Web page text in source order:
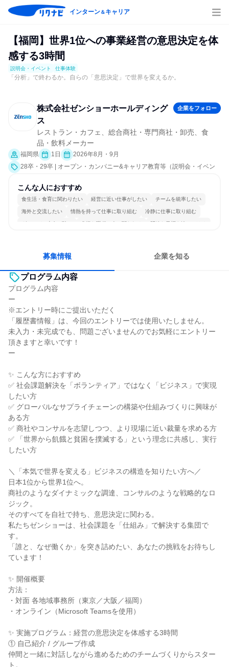
インターン＆キャリア
【福岡】世界1位への事業経営の意思決定を体
感する3時間
説明会・イベント 仕事体験
「分析」で終わるか。自らの「意思決定」で世界を変えるか。
株式会社ゼンショーホールディング
ス
企業をフォロー
レストラン・カフェ、総合商社・専門商社・卸売、食
品・飲料メーカー
福岡県 1日
2026年8月・9月
28卒・29卒 | オープン・カンパニー&キャリア教育等（説明会・イベン
研究]、仕事体験）
こんな人におすすめ
食生活・食育に関わりたい 経営に近い仕事がしたい チームを統率したい
海外と交流したい 情熱を持って仕事に取り組む 冷静に仕事に取り組む
グローバル志向が強い 多様な職種の人と関われる 明確な目標を追いかける
募集情報 企業を知る
プログラム内容
プログラム内容
ー
※エントリー時にご提出いただく
「履歴書情報」は、今回のエントリーでは使用いたしません。
未入力・未完成でも、問題ございませんのでお気軽にエントリー
頂きますと幸いです！
ー
✨ こんな方におすすめ
✅ 社会課題解決を「ボランティア」ではなく「ビジネス」で実現
したい方
✅ グローバルなサプライチェーンの構築や仕組みづくりに興味が
ある方
✅ 商社やコンサルを志望しつつ、より現場に近い裁量を求める方
✅ 「世界から飢餓と貧困を撲滅する」という理念に共感し、実行
したい方
＼「本気で世界を変える」ビジネスの構造を知りたい方へ／
日本1位から世界1位へ。
商社のようなダイナミックな調達、コンサルのような戦略的なロ
ジック。
そのすべてを自社で持ち、意思決定に関わる。
私たちゼンショーは、社会課題を「仕組み」で解決する集団で
す。
「誰と、なぜ働くか」を突き詰めたい、あなたの挑戦をお待ちし
ています！
✨ 開催概要
方法：
・対面 各地域事務所（東京／大阪／福岡）
・オンライン（Microsoft Teamsを使用）
✨ 実施プログラム：経営の意思決定を体感する3時間
① 自己紹介 / グループ作成
仲間と一緒に対話しながら進めるためのチームづくりからスター
ト。